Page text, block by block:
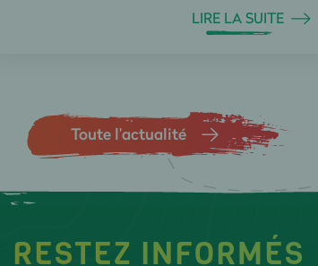
LIRE LA SUITE
Toute l’actualité
RESTEZ INFORMÉS